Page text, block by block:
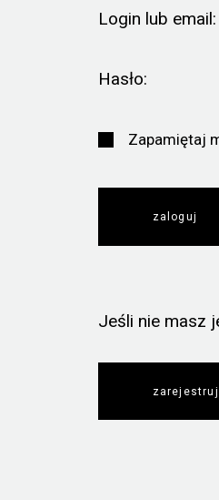
Login lub email:
Hasło:
Zapamiętaj
Jeśli nie masz